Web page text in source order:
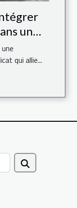
un
qui allie...